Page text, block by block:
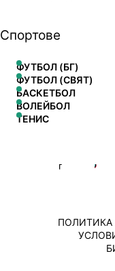
Спортове
ФУТБОЛ (БГ)
ФУТБОЛ (СВЯТ)
БАСКЕТБОЛ
ВОЛЕЙБОЛ
ТЕНИС
ПОЛИТИКА